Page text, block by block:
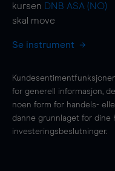
kursen DNB ASA (NO)
skal move
Se instrument
for generell informasjon,
noen form for handels-
danne grunnlaget for dine
investeringsbeslutninger.